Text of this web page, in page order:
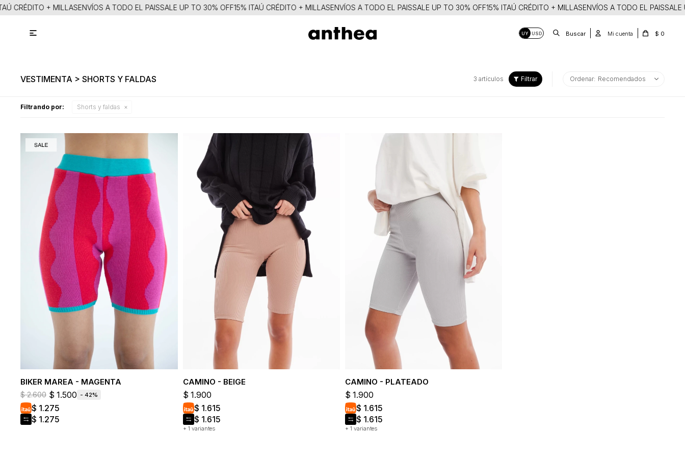
CRÉDITO + MILLASENVÍOS A TODO EL PAISSALE UP TO 30% OFF15% ITAÚ CRÉDITO + MILLASENVÍOS A TODO EL PAISSALE UP TO 30% OFF15% ITAÚ CRÉDITO + MILLASENVÍOS A TODO EL PAISSALE
UY USD $ 0

VESTIMENTA > SHORTS Y FALDAS 3 artículos Recomendados
Filtrando por: Shorts y faldas
BIKER MAREA - MAGENTA
$ 2.600 $ 1.500 42
$ 1.275
$ 1.275
CAMINO - BEIGE
+ 1 variantes
$ 1.900
$ 1.615
$ 1.615
CAMINO - PLATEADO
+ 1 variantes
$ 1.900
$ 1.615
$ 1.615